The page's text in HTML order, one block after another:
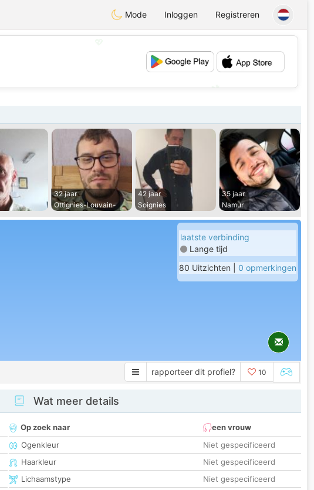
Mode Inloggen Registreren
32 jaar
Ottignies-Louvain-
42 jaar
Soignies
35 jaar
Namur
laatste verbinding
Lange tijd
80 Uitzichten | 0 opmerkingen
rapporteer dit profiel? 10
Wat meer details
Op zoek naar
een vrouw
Ogenkleur
Niet gespecificeerd
Haarkleur
Niet gespecificeerd
Lichaamstype
Niet gespecificeerd